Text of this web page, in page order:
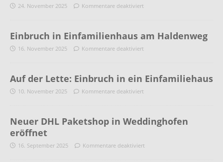
24. November 2025 Kommentare deaktiviert
Einbruch in Einfamilienhaus am Haldenweg
16. November 2025 Kommentare deaktiviert
Auf der Lette: Einbruch in ein Einfamiliehaus
10. November 2025 Kommentare deaktiviert
Neuer DHL Paketshop in Weddinghofen
eröffnet
16. September 2025 Kommentare deaktiviert